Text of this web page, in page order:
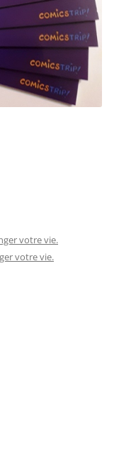
votre vie.
votre vie.